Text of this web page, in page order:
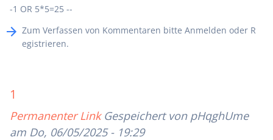
-1 OR 5*5=25 --
Zum Verfassen von Kommentaren bitte Anmelden oder R
egistrieren.
1
Permanenter Link Gespeichert von pHqghUme
am Do, 06/05/2025 - 19:29